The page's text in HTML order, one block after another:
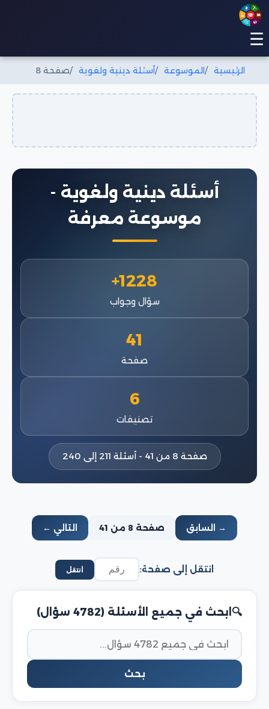
☰
الرئيسية الموسوعة أسئلة دينية ولغوية صفحة 8
أسئلة دينية ولغوية -
موسوعة معرفة
1228+
سؤال وجواب
41
صفحة
6
تصنيفات
صفحة 8 من 41 - أسئلة 211 إلى 240
→ السابق صفحة 8 من 41 التالي ←
انتقل إلى صفحة: انتقل
ابحث في جميع الأسئلة (4782 سؤال)
بحث